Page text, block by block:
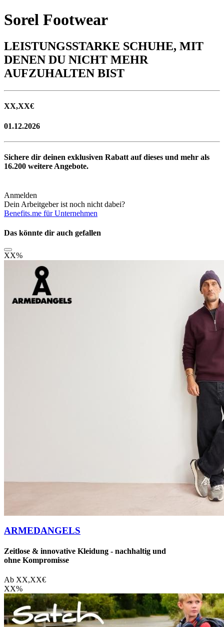
Sorel Footwear
LEISTUNGSSTARKE SCHUHE, MIT
DENEN DU NICHT MEHR
AUFZUHALTEN BIST
XX,XX€
01.12.2026
Sichere dir deinen exklusiven Rabatt auf dieses und mehr als
16.200 weitere Angebote.
Anmelden
Dein Arbeitgeber ist noch nicht dabei?
Benefits.me für Unternehmen
Das könnte dir auch gefallen
XX%
ARMEDANGELS
Zeitlose & innovative Kleidung - nachhaltig und
ohne Kompromisse
Ab XX,XX€
XX%